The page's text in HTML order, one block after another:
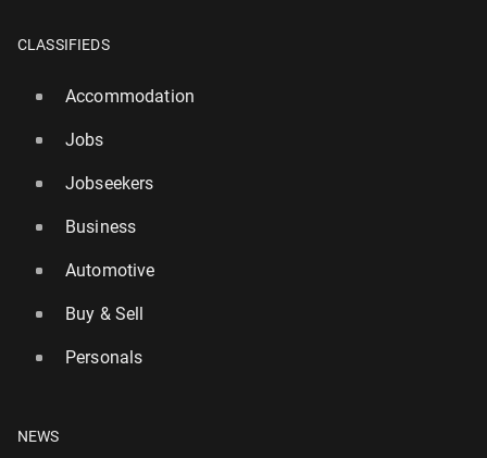
CLASSIFIEDS
Accommodation
Jobs
Jobseekers
Business
Automotive
Buy & Sell
Personals
NEWS